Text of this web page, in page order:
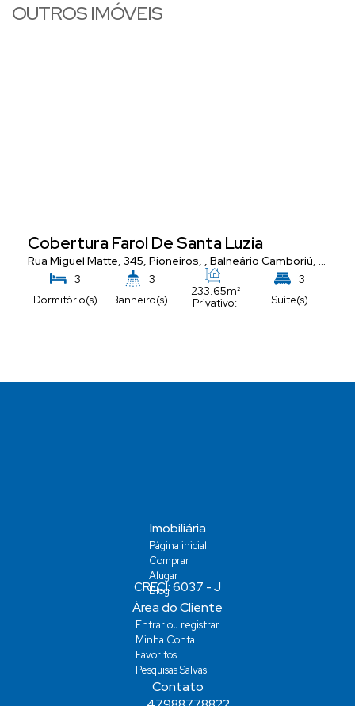
OUTROS IMÓVEIS
Catarina,Brasil
Cobertura Farol De Santa Luzia
Rua Miguel Matte, 345, Pioneiros , Balneário Camboriú, Santa
3
Dormitório(s)
3
Banheiro(s) Privativo:
233.65m²
3
Suíte(s)
Imobiliária
Página inicial
Comprar
Alugar
Blog
Área do Cliente
Entrar ou registrar
Minha Conta
Favoritos
Pesquisas Salvas
Contato